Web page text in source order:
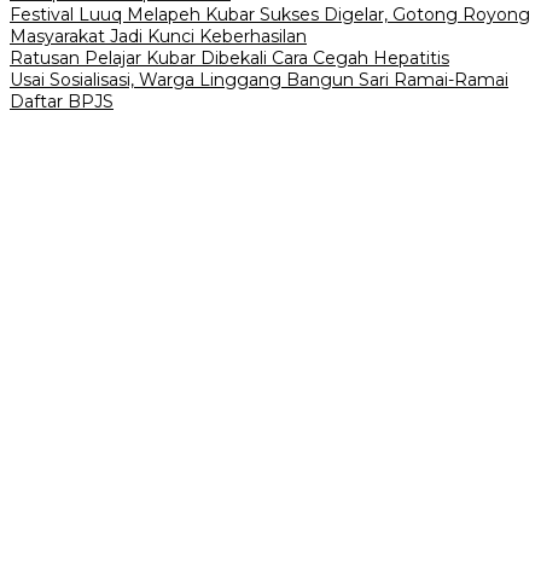
Festival Luuq Melapeh Kubar Sukses Digelar, Gotong Royong
Masyarakat Jadi Kunci Keberhasilan
Ratusan Pelajar Kubar Dibekali Cara Cegah Hepatitis
Usai Sosialisasi, Warga Linggang Bangun Sari Ramai-Ramai
Daftar BPJS